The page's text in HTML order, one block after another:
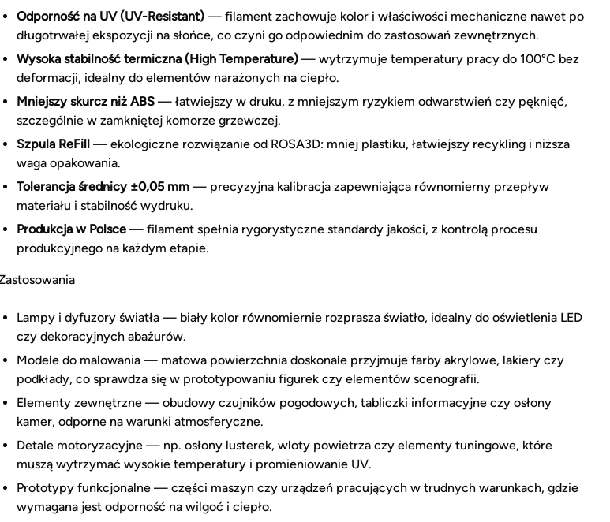
Odporność na UV (UV-Resistant) — filament zachowuje kolor i właściwości mechaniczne nawet po
długotrwałej ekspozycji na słońce, co czyni go odpowiednim do zastosowań zewnętrznych.
Wysoka stabilność termiczna (High Temperature) — wytrzymuje temperatury pracy do 100°C bez
deformacji, idealny do elementów narażonych na ciepło.
Mniejszy skurcz niż ABS — łatwiejszy w druku, z mniejszym ryzykiem odwarstwień czy pęknięć,
szczególnie w zamkniętej komorze grzewczej.
Szpula ReFill — ekologiczne rozwiązanie od ROSA3D: mniej plastiku, łatwiejszy recykling i niższa
waga opakowania.
Tolerancja średnicy ±0,05 mm — precyzyjna kalibracja zapewniająca równomierny przepływ
materiału i stabilność wydruku.
Produkcja w Polsce — filament spełnia rygorystyczne standardy jakości, z kontrolą procesu
produkcyjnego na każdym etapie.
Lampy i dyfuzory światła — biały kolor równomiernie rozprasza światło, idealny do oświetlenia LED
czy dekoracyjnych abażurów.
Modele do malowania — matowa powierzchnia doskonale przyjmuje farby akrylowe, lakiery czy
podkłady, co sprawdza się w prototypowaniu figurek czy elementów scenografii.
Elementy zewnętrzne — obudowy czujników pogodowych, tabliczki informacyjne czy osłony
kamer, odporne na warunki atmosferyczne.
Detale motoryzacyjne — np. osłony lusterek, wloty powietrza czy elementy tuningowe, które
muszą wytrzymać wysokie temperatury i promieniowanie UV.
Prototypy funkcjonalne — części maszyn czy urządzeń pracujących w trudnych warunkach, gdzie
wymagana jest odporność na wilgoć i ciepło.